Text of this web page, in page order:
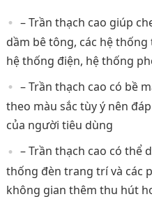
–Trần thạch cao giúp
dầm bê tông, các hệ
hệ thống điện, hệ thống
– Trần thạch cao có bề
theo màu sắc tùy ý nên
của người tiêu dùng
– Trần thạch cao có thể
thống đèn trang trí và các
không gian thêm thu hút